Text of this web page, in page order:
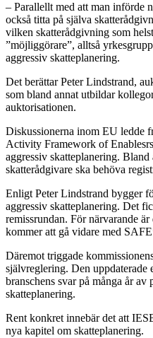
– Parallellt med att man införde
också titta på själva
vilken skatterådgivning som
”möjliggörare”, alltså
aggressiv skatteplanering.
Det berättar Peter Lindstrand,
som bland annat utbildar
auktorisationen.
Diskussionerna inom EU ledde
Activity Framework of
aggressiv skatteplanering. Bland
skatterådgivare ska behöva
Enligt Peter Lindstrand bygger
aggressiv skatteplanering. Det
remissrundan. För närvarande
kommer att gå vidare med
Däremot triggade
självreglering. Den uppdaterade
branschens svar på många år
skatteplanering.
Rent konkret innebär det att
nya kapitel om skatteplanering.